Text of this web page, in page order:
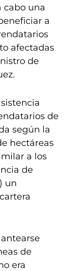
cabo una
a
afectadas
de
de
según la
hectáreas
a los
de
un
de
era